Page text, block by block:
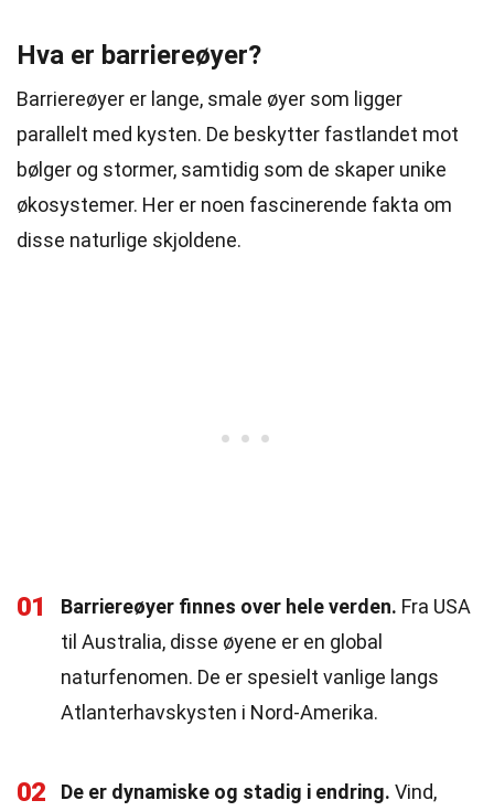
Hva er barriereøyer?
Barriereøyer er lange, smale øyer som ligger
parallelt med kysten. De beskytter fastlandet mot
bølger og stormer, samtidig som de skaper unike
økosystemer. Her er noen fascinerende fakta om
disse naturlige skjoldene.
01 Barriereøyer finnes over hele verden. Fra USA
til Australia, disse øyene er en global
naturfenomen. De er spesielt vanlige langs
Atlanterhavskysten i Nord-Amerika.
02 De er dynamiske og stadig i endring. Vind,